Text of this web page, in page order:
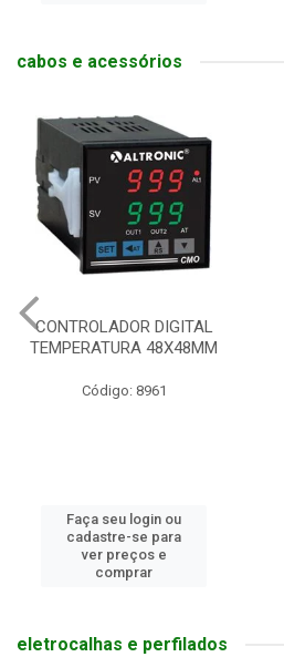
cabos e acessórios
CONTROLADOR DIGITAL
TEMPERATURA 48X48MM
Código: 8961
Faça seu login ou
cadastre-se para
ver preços e
comprar
eletrocalhas e perfilados